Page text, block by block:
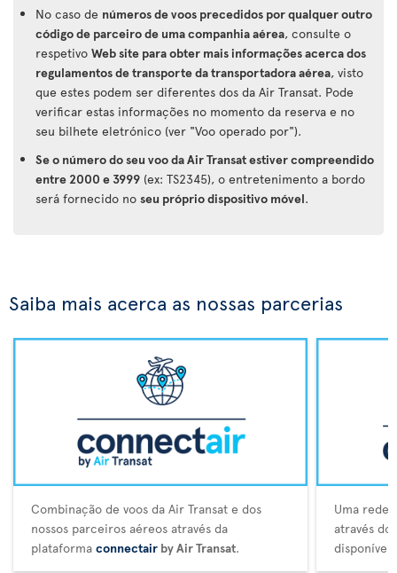
No caso de números de voos precedidos por qualquer outro
código de parceiro de uma companhia aérea, consulte o
respetivo Web site para obter mais informações acerca dos
regulamentos de transporte da transportadora aérea, visto
que estes podem ser diferentes dos da Air Transat. Pode
verificar estas informações no momento da reserva e no
seu bilhete eletrónico (ver "Voo operado por").
Se o número do seu voo da Air Transat estiver compreendido
entre 2000 e 3999 (ex: TS2345), o entretenimento a bordo
será fornecido no seu próprio dispositivo móvel.
Saiba mais acerca as nossas parcerias
Combinação de voos da Air Transat e dos
nossos parceiros aéreos através da
plataforma connectair by Air Transat.
Uma rede
através